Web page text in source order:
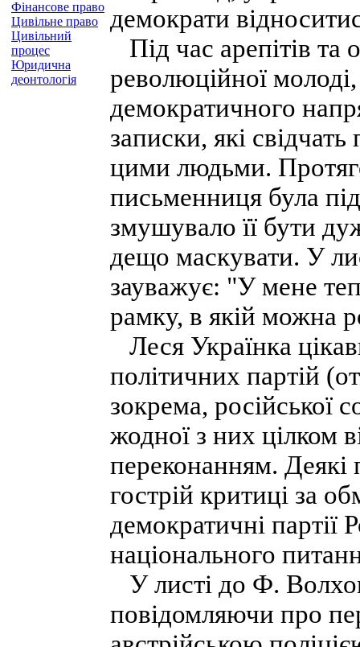
Фінансове право
Цивільне право
Цивільний
процес
Юридична
деонтологія
демократи
Під час арепітів та
революційної
демократичного
записки, які
цими людьми.
письменниця була
змушувало її бути
дещо маскувати. У
зауважує: "У мене
рамку, в якій можна
Леся Українка
політичних партій
зокрема, російської
жодної з них цілком
переконанням. Деякі
гострій критиці за
демократичні партії
національного
У листі до Ф.
повідомляючи про